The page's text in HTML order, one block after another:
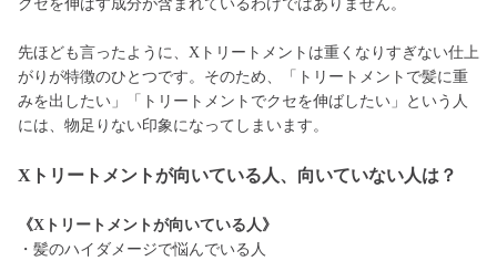
クセを伸ばす成分が含まれているわけではありません。
先ほども言ったように、Xトリートメントは重くなりすぎない仕上
がりが特徴のひとつです。そのため、「トリートメントで髪に重
みを出したい」「トリートメントでクセを伸ばしたい」という人
には、物足りない印象になってしまいます。
Xトリートメントが向いている人、向いていない人は？
《Xトリートメントが向いている人》
・髪のハイダメージで悩んでいる人